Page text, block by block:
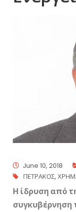
June 10, 2018
ΠΕΤΡΑΚΟΣ,
Η ίδρυση από
συγκυβέρνηση